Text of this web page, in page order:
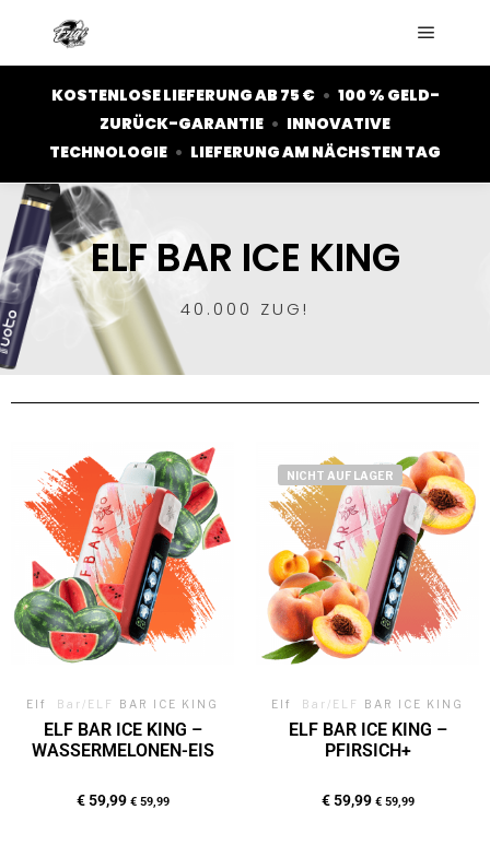
KOSTENLOSE LIEFERUNG AB 75 € • 100 % GELD-
ZURÜCK-GARANTIE • INNOVATIVE
TECHNOLOGIE • LIEFERUNG AM NÄCHSTEN TAG
ELF BAR ICE KING
40.000 ZUG!
Elf Bar/ELF BAR ICE KING
ELF BAR ICE KING –
WASSERMELONEN-EIS
€59,99 €59,99
NICHT AUF LAGER
Elf Bar/ELF BAR ICE KING
ELF BAR ICE KING –
PFIRSICH+
€59,99 €59,99